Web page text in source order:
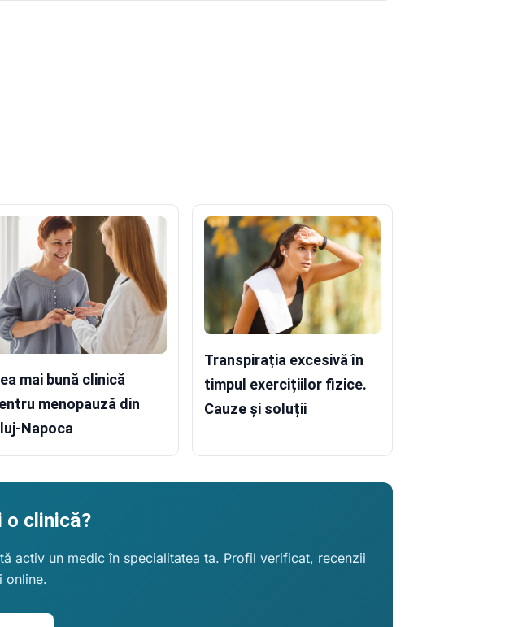
mai bună clinică
menopauză din
Napoca
Transpirația excesivă în
timpul exercițiilor fizice.
Cauze și soluții
o clinică?
activ un medic în specialitatea ta. Profil verificat, recenzii
online.